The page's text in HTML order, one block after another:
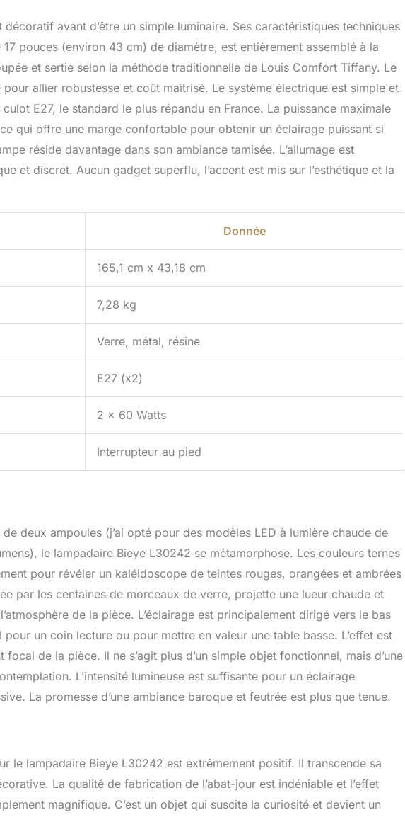
avant d’être un simple luminaire. Ses caractéristiques techniques
pouces (environ 43 cm) de diamètre, est entièrement assemblé à la
et sertie selon la méthode traditionnelle de Louis Comfort Tiffany. Le
allier robustesse et coût maîtrisé. Le système électrique est simple et
E27, le standard le plus répandu en France. La puissance maximale
qui offre une marge confortable pour obtenir un éclairage puissant si
réside davantage dans son ambiance tamisée. L’allumage est
et discret. Aucun gadget superflu, l’accent est mis sur l’esthétique et la
Donnée
165,1 cm x 43,18 cm
7,28 kg
Verre, métal, résine
E27 (x2)
2 x 60 Watts
Interrupteur au pied
deux ampoules (j’ai opté pour des modèles LED à lumière chaude de
le lampadaire Bieye L30242 se métamorphose. Les couleurs ternes
pour révéler un kaléidoscope de teintes rouges, orangées et ambrées
par les centaines de morceaux de verre, projette une lueur chaude et
de la pièce. L’éclairage est principalement dirigé vers le bas
un coin lecture ou pour mettre en valeur une table basse. L’effet est
de la pièce. Il ne s’agit plus d’un simple objet fonctionnel, mais d’une
L’intensité lumineuse est suffisante pour un éclairage
La promesse d’une ambiance baroque et feutrée est plus que tenue.
le lampadaire Bieye L30242 est extrêmement positif. Il transcende sa
La qualité de fabrication de l’abat-jour est indéniable et l’effet
magnifique. C’est un objet qui suscite la curiosité et devient un